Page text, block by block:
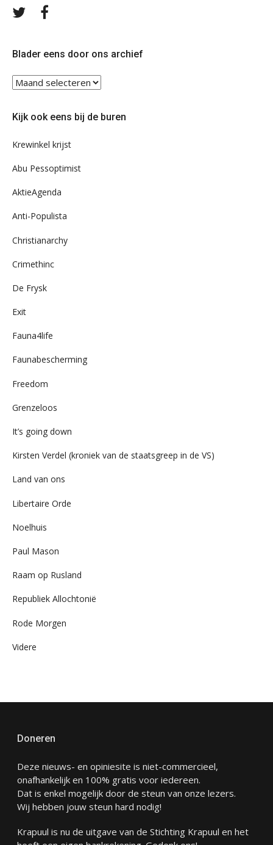
Volg
Blader eens door ons archief
Blader
eens
ons
Kijk ook eens bij de buren
Krewinkel krijst
Abu Pessoptimist
AktieAgenda
Anti-Populista
Christianarchy
Crimethinc
De Frysk
Exit
Fauna4life
Faunabescherming
Freedom
Grenzeloos
It’s going down
Kirsten Verdel (kroniek van de staatsgreep in de VS)
Land van ons
Libertaire Orde
Noelhuis
Paul Mason
Raam op Rusland
Republiek Allochtonië
Rode Morgen
Videre
Doneren
Deze nieuws- en opiniesite is niet-commercieel,
onafhankelijk en 100% gratis voor iedereen.
Dat is enkel mogelijk door de steun van onze lezers.
Wij hebben jouw steun hard nodig!
Krapuul is nu de uitgave van de Stichting Krapuul en het